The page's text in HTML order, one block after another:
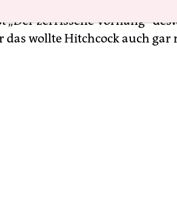
„Der zerrissene Vorhang“
das wollte Hitchcock auch gar